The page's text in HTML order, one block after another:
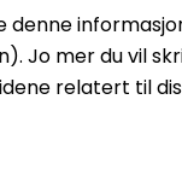
denne
Jo mer du vil
relatert til